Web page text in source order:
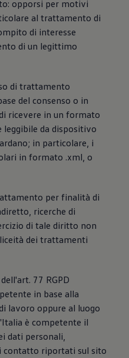
opporsi per motivi
al trattamento di
di interesse
di un legittimo
di trattamento
del consenso o in
ricevere in un formato
da dispositivo
in particolare, i
in formato .xml, o
per finalità di
ricerche di
di tale diritto non
dei trattamenti
77 RGPD
in base alla
lavoro oppure al luogo
è competente il
dati personali,
contatto riportati sul sito